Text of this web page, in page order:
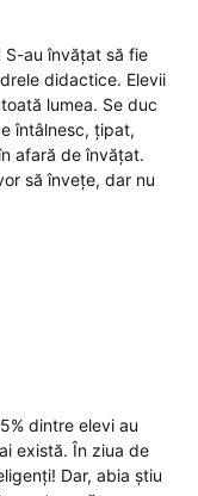
S-au învățat să fie
didactice. Elevii
lumea. Se duc
întâlnesc, țipat,
afară de învățat.
să învețe, dar nu
dintre elevi au
există. În ziua de
Dar, abia știu